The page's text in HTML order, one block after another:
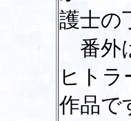
護士の
番外
ヒトラ
作品で